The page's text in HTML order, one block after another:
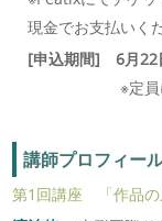
現金でお支払いく
[申込期間]
6月22
※定員に達し
講師プロフィー
第1回講座 「作品の